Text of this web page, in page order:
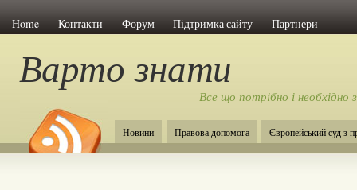
Home Контакти Форум Підтримка сайту Партнери
Варто знати
Все що потрібно і
Новини Правова допомога Європейський суд з